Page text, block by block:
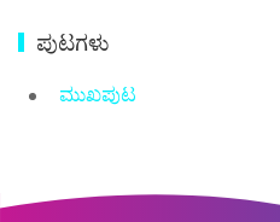
ಪುಟಗಳು
ಮುಖಪುಟ